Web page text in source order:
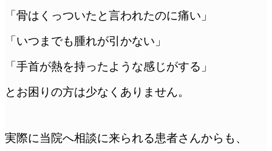
「骨はくっついたと言われたのに痛い」
「いつまでも腫れが引かない」
「手首が熱を持ったような感じがする」
とお困りの方は少なくありません。
実際に当院へ相談に来られる患者さんからも、